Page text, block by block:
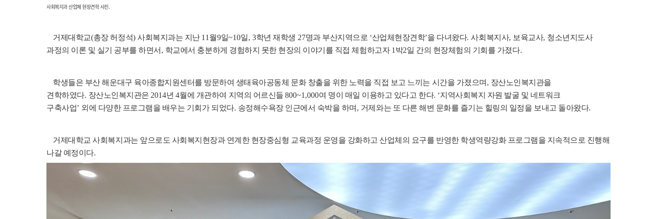
사회복지과 산업체 현장견학 사진.
거제대학교(총장 허정석)사회복지과는 지난 11 월9일~10일, 3학년 재학생 27명과 부산지역으로 ‘산업체현장견학’을 다녀왔다.사회복지사, 보육교사, 청소년지도사
과정의 이론 및 실기 공부를 하면서 , 학교에서 충분하게 경험하지 못한 현장의 이야기를 직접 체험하고자 1 박2일 간의 현장체험의 기회를 가졌다.
학생들은 부산 해운대구 육아종합지원센터를 방문하여 생태육아공동체 문화 창출을 위한 노력을 직접 보고 느끼는 시간을 가졌으며 , 장산노인복지관을
견학하였다. 장산노인복지관은 2014년4월에 개관하여 지역의 어르신들800~1,000여 명이 매일 이용하고 있다고 한다. ‘지역사회복지 자원 발굴 및 네트워크
구축사업’ 외에 다양한 프로그램을 배우는 기회가 되었다. 송정해수욕장 인근에서 숙박을 하며 , 거제와는 또 다른 해변 문화를 즐기는 힐링의 일정을 보내고 돌아왔다.
거제대학교 사회복지과는 앞으로도 사회복지현장과 연계한 현장중심형 교육과정 운영을 강화하고 산업체의 요구를 반영한 학생역량강화 프로그램을 지속적으로 진행해
나갈 예정이다.